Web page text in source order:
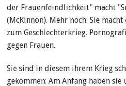
der Frauenfeindlichkeit" macht
(McKinnon). Mehr noch: Sie
zum Geschlechterkrieg.
gegen Frauen.
Sie sind in diesem ihrem Krieg
gekommen: Am Anfang haben sie